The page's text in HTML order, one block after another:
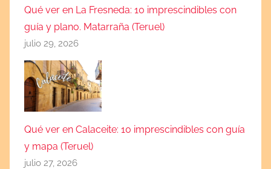
Qué ver en La Fresneda: 10 imprescindibles con
guía y plano. Matarraña (Teruel)
julio 29, 2026
Qué ver en Calaceite: 10 imprescindibles con guía
y mapa (Teruel)
julio 27, 2026